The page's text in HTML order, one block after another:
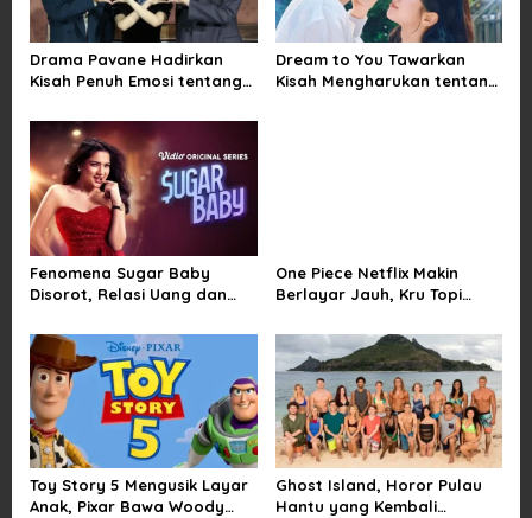
a
t
o
n
Drama Pavane Hadirkan
Kisah Penuh Emosi tentang
Kesempatan Memulai
Kembali
Dream to You Tawarkan
Kisah Mengharukan tentang
Fenomena Sugar Baby
Disorot, Relasi Uang dan
One Piece Netflix Makin
Berlayar Jauh, Kru Topi
Toy Story 5 Mengusik Layar
Anak, Pixar Bawa Woody
Ghost Island, Horor Pulau
Hantu yang Kembali